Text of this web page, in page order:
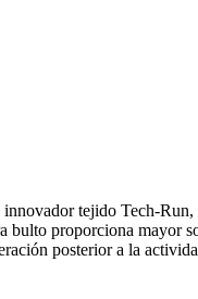
tejido Tech-
bulto proporciona
posterior a la